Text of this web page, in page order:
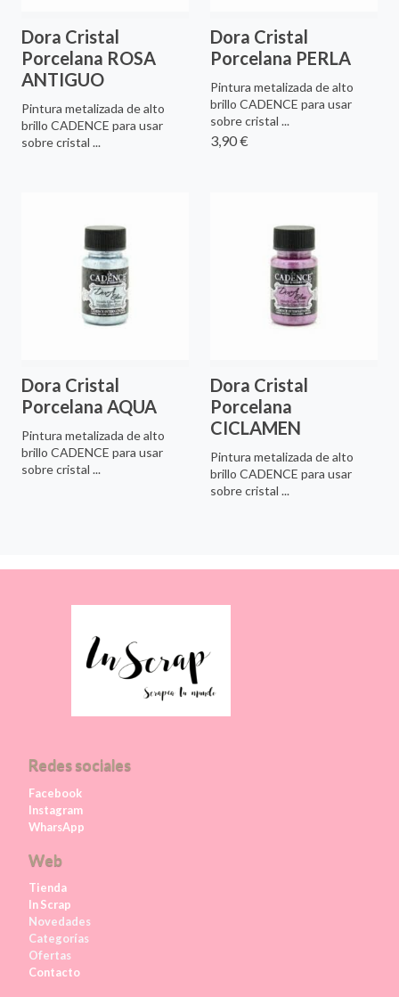
Dora Cristal
Porcelana ROSA
ANTIGUO
Pintura metalizada de alto
brillo CADENCE para usar
sobre cristal ...
Dora Cristal
Porcelana PERLA
Pintura metalizada de alto
brillo CADENCE para usar
sobre cristal ...
3,90 €
Dora Cristal
Porcelana AQUA
Pintura metalizada de alto
brillo CADENCE para usar
sobre cristal ...
Dora Cristal
Porcelana
CICLAMEN
Pintura metalizada de alto
brillo CADENCE para usar
sobre cristal ...
Redes sociales
Facebook
Instagram
WharsApp
Web
Tienda
In Scrap
Novedades
Categorías
Ofertas
Contacto